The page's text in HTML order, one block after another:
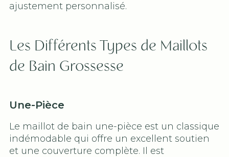
ajustement personnalisé.
Les Différents Types de Maillots
de Bain Grossesse
Une-Pièce
Le maillot de bain une-pièce est un classique
indémodable qui offre un excellent soutien
et une couverture complète. Il est